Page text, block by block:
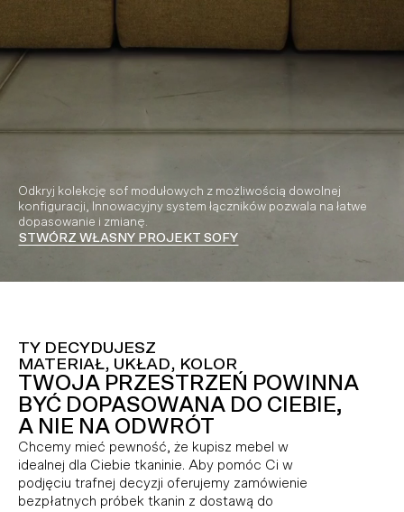
Odkryj kolekcję sof modułowych z możliwością dowolnej
konfiguracji, Innowacyjny system łączników pozwala na łatwe
dopasowanie i zmianę.
STWÓRZ WŁASNY PROJEKT SOFY
TY DECYDUJESZ
MATERIAŁ, UKŁAD, KOLOR
TWOJA PRZESTRZEŃ POWINNA
BYĆ DOPASOWANA DO CIEBIE,
A NIE NA ODWRÓT
Chcemy mieć pewność, że kupisz mebel w
idealnej dla Ciebie tkaninie. Aby pomóc Ci w
podjęciu trafnej decyzji oferujemy zamówienie
bezpłatnych próbek tkanin z dostawą do